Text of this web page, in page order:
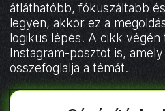
átláthatóbb, fókuszáltabb
legyen, akkor ez a
logikus lépés. A cikk végén
Instagram-posztot is, amely
összefoglalja a témát.